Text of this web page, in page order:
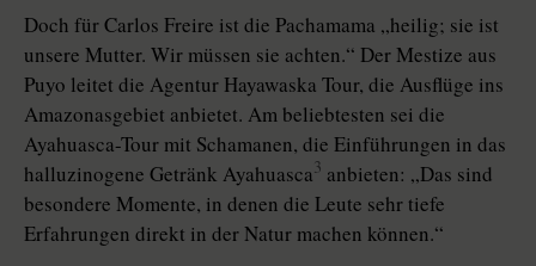
Doch für Carlos Freire ist die Pachamama „heilig; sie ist
unsere Mutter. Wir müssen sie achten.“ Der Mestize aus
Puyo leitet die Agentur Hayawaska Tour, die Ausflüge ins
Amazonasgebiet anbietet. Am beliebtesten sei die
Ayahuasca-Tour mit Schamanen, die Einführungen in das
halluzinogene Getränk Ayahuasca3 anbieten: „Das sind
besondere Momente, in denen die Leute sehr tiefe
Erfahrungen direkt in der Natur machen können.“